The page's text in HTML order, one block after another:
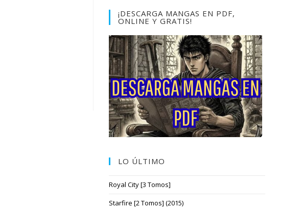
¡DESCARGA MANGAS EN PDF,
ONLINE Y GRATIS!
LO ÚLTIMO
Royal City [3 Tomos]
Starfire [2 Tomos] (2015)